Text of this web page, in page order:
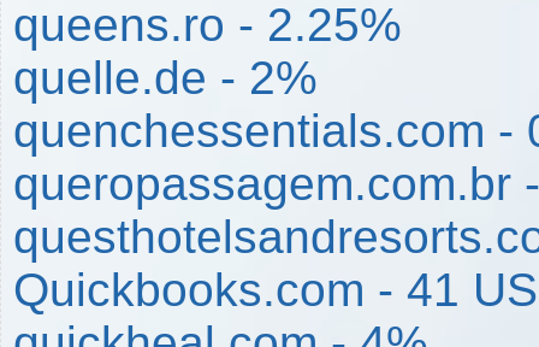
queens.ro - 2.25%
quelle.de - 2%
quenchessentials.com -
queropassagem.com.br
Quickbooks.com - 41